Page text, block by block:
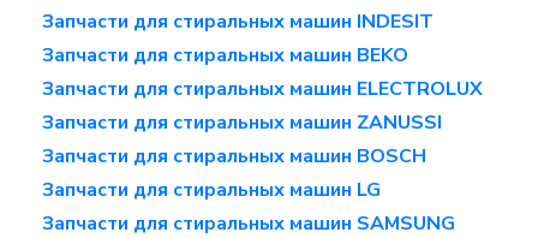
Запчасти для стиральных машин INDESIT
Запчасти для стиральных машин BEKO
Запчасти для стиральных машин ELECTROLUX
Запчасти для стиральных машин ZANUSSI
Запчасти для стиральных машин BOSCH
Запчасти для стиральных машин LG
Запчасти для стиральных машин SAMSUNG